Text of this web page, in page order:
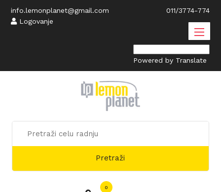
info.lemonplanet@gmail.com
011/3774-774
Logovanje
Powered by Translate
Pretraži
0